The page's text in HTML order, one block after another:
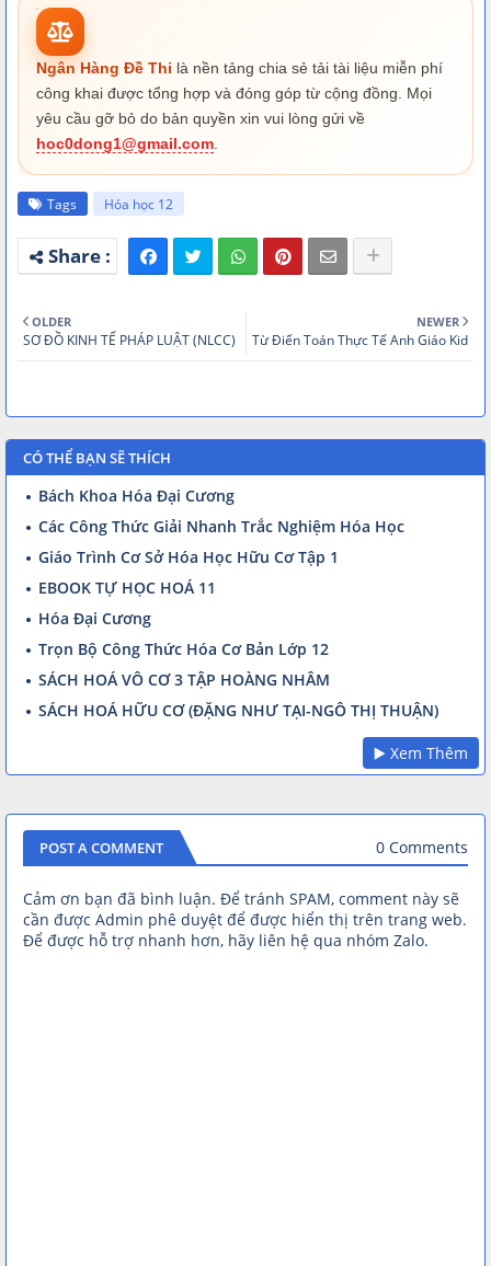
Ngân Hàng Đề Thi là nền tảng chia sẻ tải tài liệu miễn phí
công khai được tổng hợp và đóng góp từ cộng đồng. Mọi
yêu cầu gỡ bỏ do bản quyền xin vui lòng gửi về
hoc0dong1@gmail.com
Tags Hóa học 12
NEWER
Từ Điển Toán Thực Tế Anh Giáo Kid
OLDER
SƠ ĐỒ KINH TẾ PHÁP LUẬT (NLCC)
CÓ THỂ BẠN SẼ THÍCH
Bách Khoa Hóa Đại Cương
Các Công Thức Giải Nhanh Trắc Nghiệm Hóa Học
Giáo Trình Cơ Sở Hóa Học Hữu Cơ Tập 1
EBOOK TỰ HỌC HOÁ 11
Hóa Đại Cương
Trọn Bộ Công Thức Hóa Cơ Bản Lớp 12
SÁCH HOÁ VÔ CƠ 3 TẬP HOÀNG NHÂM
SÁCH HOÁ HỮU CƠ (ĐẶNG NHƯ TẠI-NGÔ THỊ THUẬN)
▶️ Xem Thêm
POST A COMMENT 0 Comments
Cảm ơn bạn đã bình luận. Để tránh SPAM, comment này sẽ
cần được Admin phê duyệt để được hiển thị trên trang web.
Để được hỗ trợ nhanh hơn, hãy liên hệ qua nhóm Zalo.